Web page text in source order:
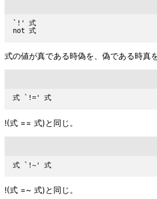
`!' 式
not 式
式の値が真である時偽を、偽である時真
式 `!=' 式
!(式 == 式)と同じ。
式 `!~' 式
!(式 =~ 式)と同じ。